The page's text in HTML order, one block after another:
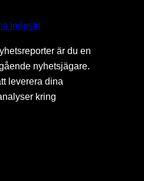
Industri
är du en
nyhetsjägare.
leverera dina
kring